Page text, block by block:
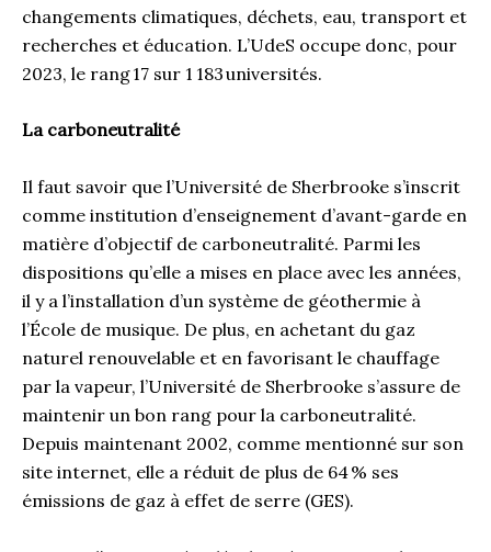
changements climatiques, déchets, eau, transport et
recherches et éducation. L’UdeS occupe donc, pour
2023, le rang 17 sur 1 183 universités.
La carboneutralité
Il faut savoir que l’Université de Sherbrooke s’inscrit
comme institution d’enseignement d’avant-garde en
matière d’objectif de carboneutralité. Parmi les
dispositions qu’elle a mises en place avec les années,
il y a l’installation d’un système de géothermie à
l’École de musique. De plus, en achetant du gaz
naturel renouvelable et en favorisant le chauffage
par la vapeur, l’Université de Sherbrooke s’assure de
maintenir un bon rang pour la carboneutralité.
Depuis maintenant 2002, comme mentionné sur son
site internet, elle a réduit de plus de 64 % ses
émissions de gaz à effet de serre (GES).